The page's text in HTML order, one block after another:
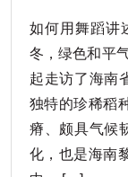
如何用舞蹈讲
冬，绿色和平
起走访了海南
独特的珍稀稻
瘠、颇具气候
化，也是海南